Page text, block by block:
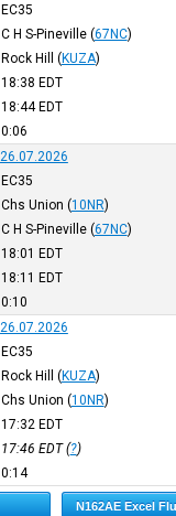
EC35
C H S-Pineville (67NC)
Rock Hill (KUZA)
18:38 EDT
18:44EDT
0:06
26.07.2026
EC35
Chs Union (10NR)
C H S-Pineville (67NC)
18:01 EDT
18:11 EDT
0:10
26.07.2026
EC35
Rock Hill (KUZA)
Chs Union (10NR)
17:32 EDT
17:46 EDT(?)
0:14
N162AE Excel